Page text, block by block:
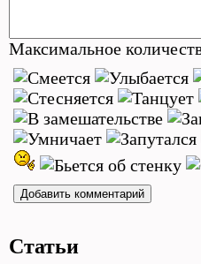
Максимальное
Статьи